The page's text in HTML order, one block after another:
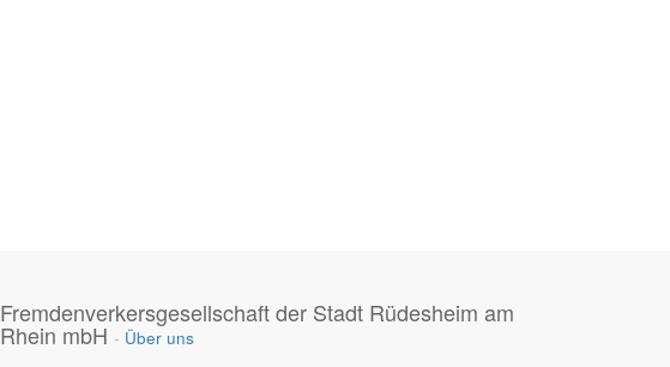
Fremdenverkersgesellschaft der Stadt Rüdesheim am
Rhein mbH - Über uns